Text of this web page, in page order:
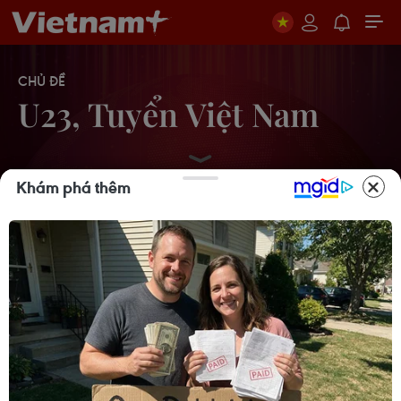
CHỦ ĐỀ
U23, Tuyển Việt Nam
Tuyển Việt Nam giành vé vào
bán kết, vì sao ông Kim Sang-sik vẫn
không vui?
08/08/2026 03:37
Ông Kim Sang-sik trăn trở gì về
hàng phòng ngự trước bán kết
Khám phá thêm